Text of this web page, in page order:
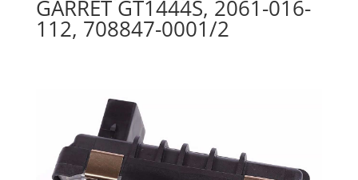
GARRET GT1444S, 2061-016-
112, 708847-0001/2